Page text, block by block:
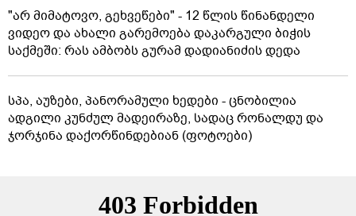
"არ მიმატოვო, გეხვეწები" - 12 წლის წინანდელი
ვიდეო და ახალი გარემოება დაკარგული ბიჭის
საქმეში: რას ამბობს გურამ დადიანიძის დედა
სპა, აუზები, პანორამული ხედები - ცნობილია
ადგილი კუნძულ მადეირაზე, სადაც რონალდუ და
ჯორჯინა დაქორწინდებიან (ფოტოები)